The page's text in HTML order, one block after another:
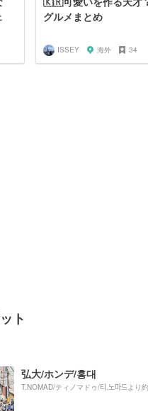
グルメまとめ
ISSEY 海外 34
ト
弘大/ホンデ/홍대
T.NOMAD/ティノマドゥ/티.노마드より約